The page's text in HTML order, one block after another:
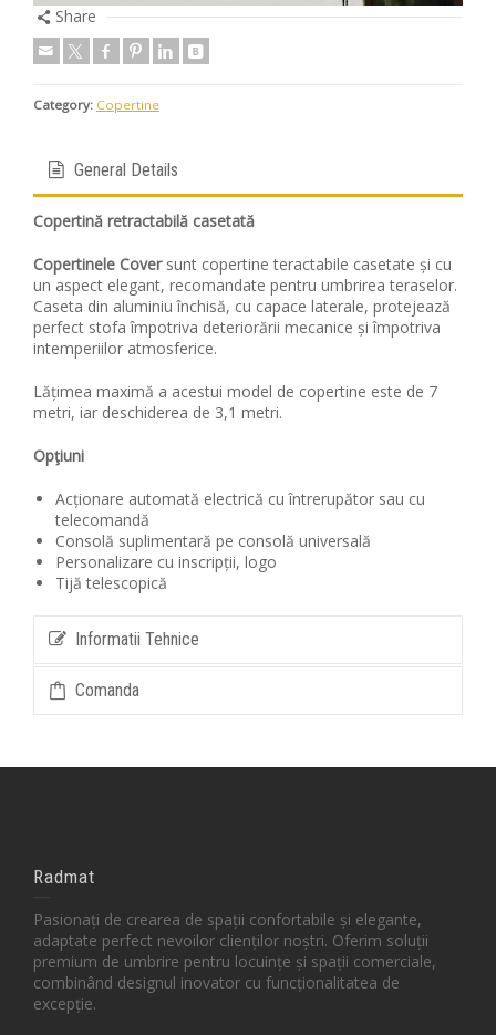
Share
Category: Copertine
General Details
Copertină retractabilă casetată
Copertinele Cover sunt copertine teractabile casetate și cu
un aspect elegant, recomandate pentru umbrirea teraselor.
Caseta din aluminiu închisă, cu capace laterale, protejează
perfect stofa împotriva deteriorării mecanice și împotriva
intemperiilor atmosferice.
Lățimea maximă a acestui model de copertine este de 7
metri, iar deschiderea de 3,1 metri.
Opţiuni
Acționare automată electrică cu întrerupător sau cu
telecomandă
Consolă suplimentară pe consolă universală
Personalizare cu inscripții, logo
Tijă telescopică
Informatii Tehnice
Comanda
Radmat
Pasionați de crearea de spații confortabile și elegante,
adaptate perfect nevoilor clienților noștri. Oferim soluții
premium de umbrire pentru locuințe și spații comerciale,
combinând designul inovator cu funcționalitatea de
excepție.